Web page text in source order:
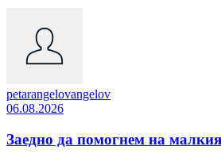
petarangelovangelov
06.08.2026
Заедно да помогнем на